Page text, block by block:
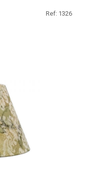
Ref: 1326